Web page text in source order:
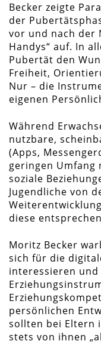
Becker zeigte
der
vor und nach der
Handys“ auf. In
Pubertät den
Freiheit,
Nur – die
eigenen
Während
nutzbare,
(Apps,
geringen Umfang
soziale
Jugendliche von
diese
Moritz Becker
sich für die
interessieren
persönlichen
sollten bei Eltern
stets von ihnen